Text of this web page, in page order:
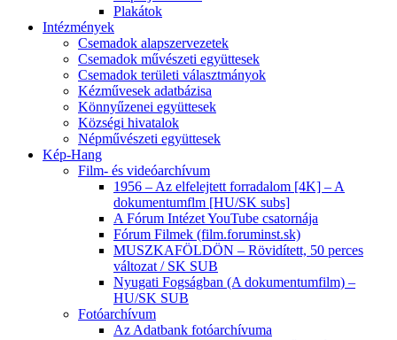
Plakátok
Intézmények
Csemadok alapszervezetek
Csemadok művészeti együttesek
Csemadok területi választmányok
Kézművesek adatbázisa
Könnyűzenei együttesek
Községi hivatalok
Népművészeti együttesek
Kép-Hang
Film- és videóarchívum
1956 – Az elfelejtett forradalom [4K] – A
dokumentumflm [HU/SK subs]
A Fórum Intézet YouTube csatornája
Fórum Filmek (film.foruminst.sk)
MUSZKAFÖLDÖN – Rövidített, 50 perces
változat / SK SUB
Nyugati Fogságban (A dokumentumfilm) –
HU/SK SUB
Fotóarchívum
Az Adatbank fotóarchívuma